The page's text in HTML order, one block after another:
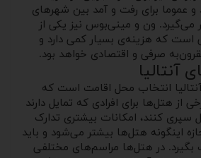
عموما برای رفت و آمد بین شهرهای
می‌گیرد. ون و مینی‌بوس نیز یکی از
است که هزینه‌ی بسیار کمی دارد و
صرفی و اقتصادی خواهد بود.
آنتالیا
انتخاب محل اقامت است که
هتل‌ها برای افرادی که تمایل دارند
سپری کنند، امکانات بیشتری تدارک
اینگونه هتل‌ها بیشتر می‌شود و باید
بگیرد. در هتل‌ها مراسم‌های مختلفی